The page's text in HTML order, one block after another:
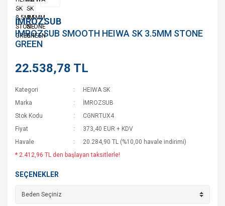
İMROZSUB
IMROZSUB SMOOTH HEIWA SK 3.5MM STONE
GREEN
22.538,78 TL
Kategori
HEIWA SK
Marka
İMROZSUB
Stok Kodu
CGNRTUX4
Fiyat
373,40 EUR + KDV
Havale
20.284,90 TL (%10,00 havale indirimi)
* 2.412,96 TL den başlayan taksitlerle!
SEÇENEKLER